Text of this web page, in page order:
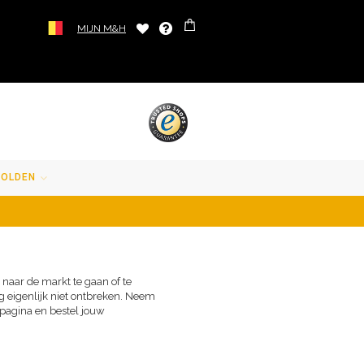
MIJN M&H
de markt te gaan of te
eigenlijk niet ontbreken. Neem
en bestel jouw